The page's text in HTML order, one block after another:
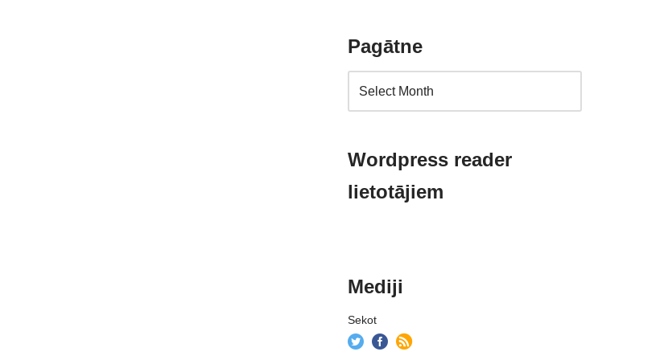
Pagātne
Wordpress reader
lietotājiem
Mediji
Sekot